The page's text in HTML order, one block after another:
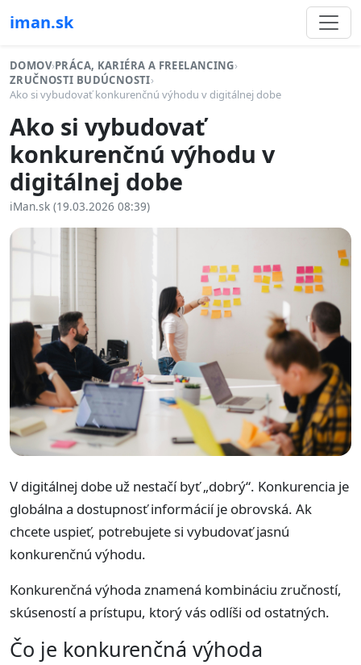
iman.sk
DOMOV›PRÁCA, KARIÉRA A FREELANCING›
ZRUČNOSTI BUDÚCNOSTI›
Ako si vybudovať konkurenčnú výhodu v digitálnej dobe
Ako si vybudovať
konkurenčnú výhodu v
digitálnej dobe
iMan.sk (19.03.2026 08:39)
V digitálnej dobe už nestačí byť „dobrý“. Konkurencia je
globálna a dostupnosť informácií je obrovská. Ak
chcete uspieť, potrebujete si vybudovať jasnú
konkurenčnú výhodu.
Konkurenčná výhoda znamená kombináciu zručností,
skúseností a prístupu, ktorý vás odlíši od ostatných.
Čo je konkurenčná výhoda